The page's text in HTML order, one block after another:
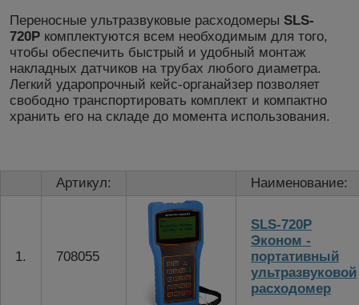
Переносные ультразвуковые расходомеры SLS-
720P комплектуются всем необходимым для того,
чтобы обеспечить быстрый и удобный монтаж
накладных датчиков на трубах любого диаметра.
Легкий ударопрочный кейс-органайзер позволяет
свободно транспортировать комплект и компактно
хранить его на складе до момента использования.
Артикул: Наименование:
1. 708055
SLS-720P
Эконом -
портативный
ультразвуковой
расходомер